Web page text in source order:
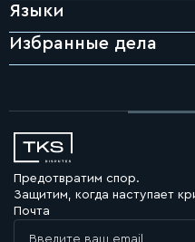
Языки
Избранные дела
Предотвратим спор.
Защитим, когда наступает
Почта